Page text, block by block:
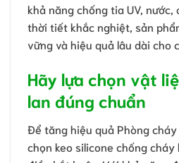
khả năng chống tia UV, nước,
thời tiết khắc nghiệt, sản
vững và hiệu quả lâu dài cho
Hãy lựa chọn vật
lan đúng chuẩn
Để tăng hiệu quả Phòng
chọn keo silicone chống cháy